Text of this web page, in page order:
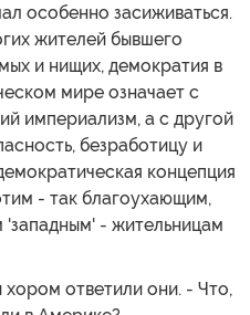
особенно засиживаться.
жителей бывшего
и нищих, демократия в
мире означает с
империализм, а с другой
безработицу и
концепция
- так благоухающим,
'западным' - жительницам
ответили они. - Что,